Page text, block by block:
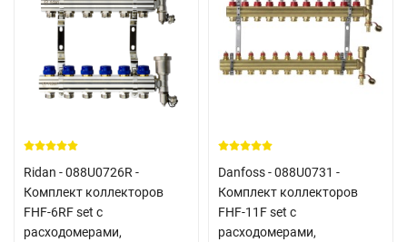
Ridan - 088U0726R -
Комплект коллекторов
FHF-6RF set с
расходомерами,
Danfoss - 088U0731 -
Комплект коллекторов
FHF-11F set с
расходомерами,